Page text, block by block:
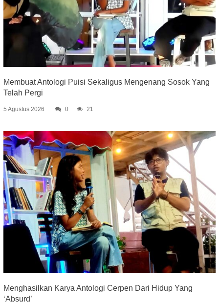
Membuat Antologi Puisi Sekaligus Mengenang Sosok Yang
Telah Pergi
5 Agustus 2026 0 21
Menghasilkan Karya Antologi Cerpen Dari Hidup Yang
‘Absurd’